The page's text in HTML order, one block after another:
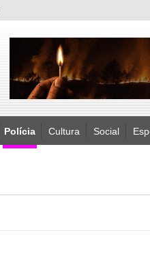
Polícia Cultura Social